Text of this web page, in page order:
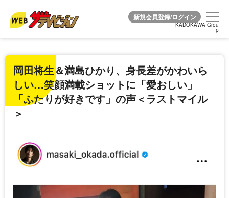
KADOKAWA Grou
p
KADOKAWA Grou
p
岡田将生＆満島ひかり、身長差がかわいら
しい…笑顔満載ショットに「愛おしい」
「ふたりが好きです」の声＜ラストマイル
＞